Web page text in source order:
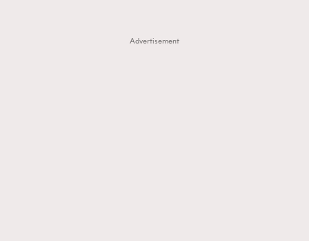
Advertisement